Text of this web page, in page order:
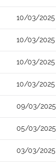
10/03/2025
10/03/2025
10/03/2025
10/03/2025
09/03/2025
05/03/2025
03/03/2025